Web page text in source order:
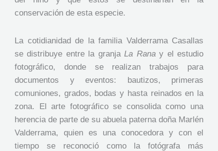
conservación de esta especie.
La cotidianidad de la familia Valderrama Casallas
se distribuye entre la granjaLa Ranay el estudio
fotográfico, donde se realizan trabajos para
documentos y eventos: bautizos, primeras
comuniones, grados, bodas y hasta reinados en la
zona. El arte fotográfico se consolida como una
herencia de parte de su abuela paterna doña Marlén
Valderrama, quien es una conocedora y con el
tiempo se reconoció como la fotógrafa más